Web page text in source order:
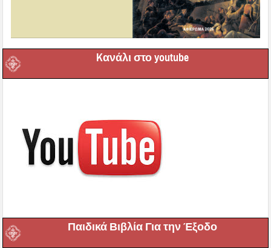
Kανάλι στο youtube
Παιδικά Βιβλία Για την Έξοδο